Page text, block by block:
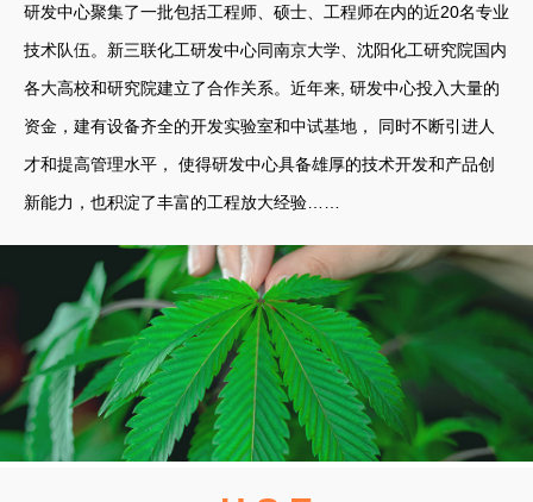
研发中心聚集了一批包括工程师、硕士、工程师在内的近20名专业
技术队伍。新三联化工研发中心同南京大学、沈阳化工研究院国内
各大高校和研究院建立了合作关系。近年来, 研发中心投入大量的
资金，建有设备齐全的开发实验室和中试基地， 同时不断引进人
才和提高管理水平， 使得研发中心具备雄厚的技术开发和产品创
新能力，也积淀了丰富的工程放大经验……